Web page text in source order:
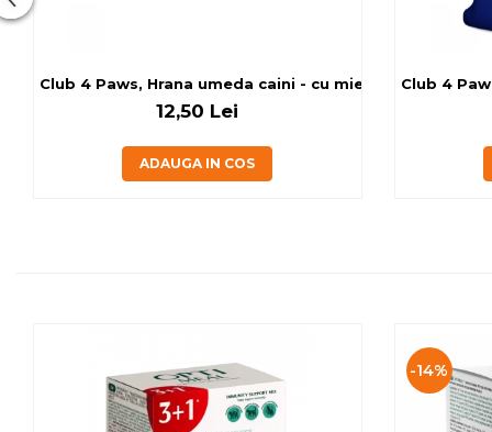
Club 4 Paws, Hrana umeda caini - cu miel, set 5+1, 6x80
12,50 Lei
ADAUGA IN COS
Club 4
-14%